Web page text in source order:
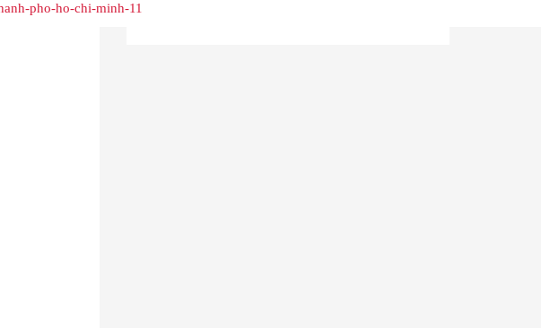
pho-ho-chi-minh-11